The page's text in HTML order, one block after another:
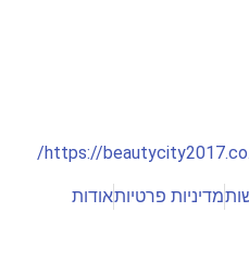
פרטיותאודות